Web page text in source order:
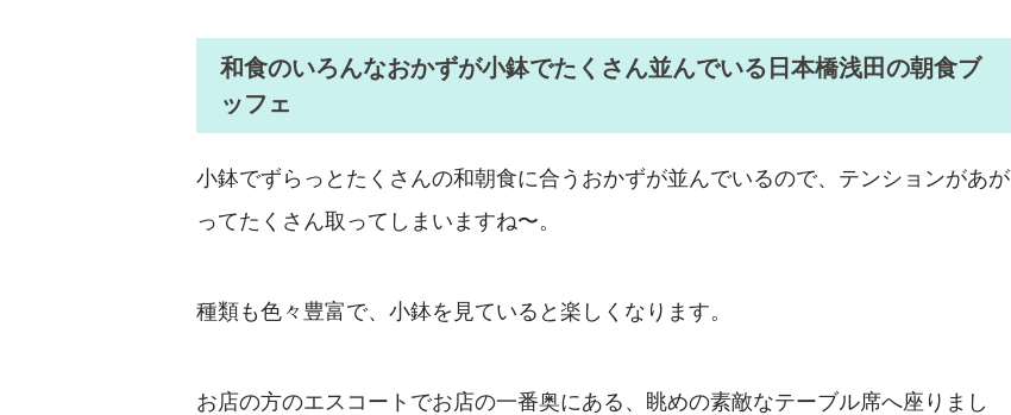
和食のいろんなおかずが小鉢でたくさん並んでいる日本橋浅田の朝食ブ
ッフェ
小鉢でずらっとたくさんの和朝食に合うおかずが並んでいるので、テンションがあが
ってたくさん取ってしまいますね〜。
種類も色々豊富で、小鉢を見ていると楽しくなります。
お店の方のエスコートでお店の一番奥にある、眺めの素敵なテーブル席へ座りまし